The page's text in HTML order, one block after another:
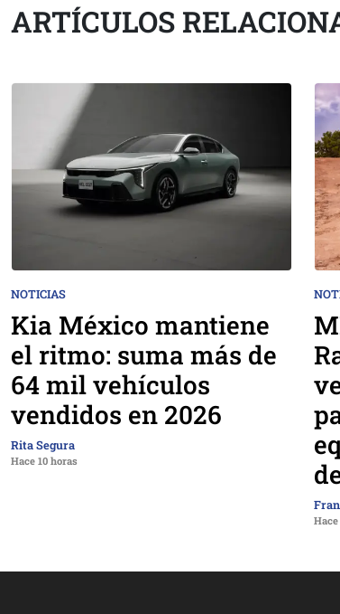
ARTÍCULOS
NOTICIAS
Kia México mantiene
el ritmo: suma más de
64 mil vehículos
vendidos en 2026
Rita Segura
Hace 10 horas